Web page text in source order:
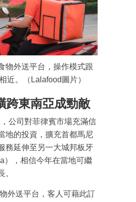
物外送平台，操作模式跟
近。（Lalafood圖片）
跨東南亞成勁敵
公司對菲律賓市場充滿信
地的投資，擴充首都馬尼
務延伸至另一大城邦板牙
），相信今年在當地可繼
。
外送平台，客人可藉此訂
成為 EJ Tech 會員
最新資訊（附創業懶人包）
箱！